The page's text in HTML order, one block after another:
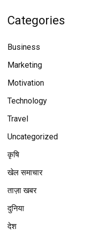
Categories
Business
Marketing
Motivation
Technology
Travel
Uncategorized
कृषि
खेल समाचार
ताज़ा खबर
दुनिया
देश